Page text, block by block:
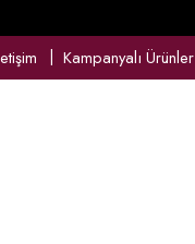
Kampanyalı Ürünler